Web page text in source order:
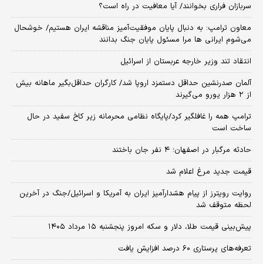
سربازان فراری بخوانند/ آیا معافیت در راه است؟
معاون ترامپ: به دنبال پایان موفقیت‌آمیز مناقشه ایران هستیم/ خوشحال
می‌شوم ایرانی ها مرا مسئول پایان جنگ بدانند
انتقاد تند وزیر خارجه عربستان از اسرائیل
آلمان صدرنشین حداقل دستمزد اروپا شد/ کارگران حداقل‌بگیر ماهانه بیش
از ۲ هزار یورو می‌گیرند
ترامپ همه را غافلگیر کرد/پایگاه نظامی محرمانه زیر کاخ سفید در حال
ساخت است
حادثه مرگبار در اصفهان؛ ۴ نفر جان باختند
قیمت جدید مرغ اعلام شد
روایت رویترز از پیام هشدارآمیز ایران به آمریکا و اسرائیل/جنگ در آخرین
لحظه متوقف شد
پیش‌بینی قیمت طلا، دلار و سکه امروز پنجشنبه ۱۵ مرداد ۱۴۰۵
تعرفه‌های پرستاری ۶۰ درصد افزایش یافت